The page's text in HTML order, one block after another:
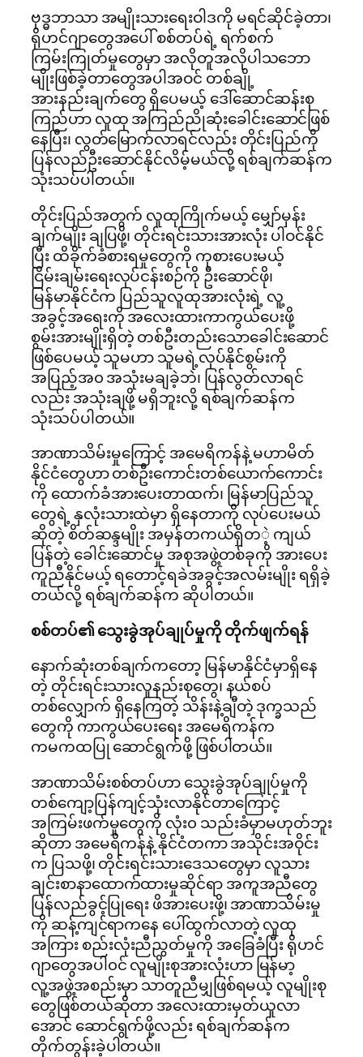
ဗုဒ္ဓဘာသာ အမျိုးသားရေးဝါဒကို မရင်ဆိုင်ခဲ့တာ၊
ရိုဟင်ဂျာတွေအပေါ် စစ်တပ်ရဲ့ ရက်စက်
ကြမ်းကြုတ်မှုတွေမှာ အလိုတူအလိုပါသဘော
မျိုးဖြစ်ခဲ့တာတွေအပါအဝင် တစ်ချို့
အားနည်းချက်တွေ ရှိပေမယ့် ဒေါ်ဆောင်ဆန်းစု
ကြည်ဟာ လူထု အကြည်ညိုဆုံးခေါင်းဆောင်ဖြစ်
နေပြီး၊ လွတ်မြောက်လာရင်လည်း တိုင်းပြည်ကို
ပြန်လည်ဦးဆောင်နိုင်လိမ့်မယ်လို့ ရစ်ချက်ဆန်က
သုံးသပ်ပါတယ်။
တိုင်းပြည်အတွက် လူထုကြိုက်မယ့် မျှော်မှန်း
ချက်မျိုး ချပြဖို့၊ တိုင်းရင်းသားအားလုံး ပါဝင်နိုင်
ပြီး ထိခိုက်ခံစားရမှုတွေကို ကုစားပေးမယ့်
ငြိမ်းချမ်းရေးလုပ်ငန်းစဉ်ကို ဦးဆောင်ဖို၊
မြန်မာနိုင်ငံက ပြည်သူလူထုအားလုံးရဲ့ လူ့
အခွင့်အရေးကို အလေးထားကာကွယ်ပေးဖို့
စွမ်းအားမျိုးရှိတဲ့ တစ်ဦးတည်းသောခေါင်းဆောင်
ဖြစ်ပေမယ့် သူမဟာ သူမရဲ့လုပ်နိုင်စွမ်းကို
အပြည့်အ၀ အသုံးမချခဲ့ဘဲ၊ ပြန်လွတ်လာရင်
လည်း အသုံးချဖို့ မရှိဘူးလို့ ရစ်ချက်ဆန်က
သုံးသပ်ပါတယ်။
အာဏာသိမ်းမှုကြောင့် အမေရိကန်နဲ့ မဟာမိတ်
နိုင်ငံတွေဟာ တစ်ဦးကောင်းတစ်ယောက်ကောင်း
ကို ထောက်ခံအားပေးတာထက်၊ မြန်မာပြည်သူ
တွေရဲ့ နှလုံးသားထဲမှာ ရှိနေတာကို လုပ်ပေးမယ်
ဆိုတဲ့ စိတ်ဆန္ဒမျိုး အမှန်တကယ်ရှိတ​ဲ့ ကျယ်
ပြန်တဲ့ ခေါင်းဆောင်မှု အစုအဖွဲ့တစ်ခုကို အားပေး
ကူညီနိုင်မယ့် ရတောင့်ရခဲအခွင့်အလမ်းမျိုး ရရှိခဲ့
တယ်လို့ ရစ်ချက်ဆန်က ဆိုပါတယ်။
စစ်တပ်၏ သွေးခွဲအုပ်ချုပ်မှုကို တိုက်ဖျက်ရန်
နောက်ဆုံးတစ်ချက်ကတော့ မြန်မာနိုင်ငံမှာရှိနေ
တဲ့ တိုင်းရင်းသားလူနည်းစုတွေ၊ နယ်စပ်
တစ်လျှောက် ရှိနေကြတဲ့ သိန်းနဲ့ချီတဲ့ ဒုက္ခသည်
တွေကို ကာကွယ်ပေးရေး အမေရိကန်က
ကမကထပြု ဆောင်ရွက်ဖို့ ဖြစ်ပါတယ်။
အာဏာသိမ်းစစ်တပ်ဟာ သွေးခွဲအုပ်ချုပ်မှုကို
တစ်ကျော့ပြန်ကျင့်သုံးလာနိုင်တာကြောင့်
အကြမ်းဖက်မှုတွေကို လုံး၀ သည်းခံမှာမဟုတ်ဘူး
ဆိုတာ အမေရိကန်နဲ့ နိုင်ငံတကာ အသိုင်းအဝိုင်း
က ပြသဖို့၊ တိုင်းရင်းသားဒေသတွေမှာ လူသား
ချင်းစာနာထောက်ထားမှုဆိုင်ရာ အကူအညီတွေ
ပြန်လည်ခွင့်ပြုရေး ဖိအားပေးဖို့၊ အာဏာသိမ်းမှု
ကို ဆန့်ကျင်ရာကနေ ပေါ်ထွက်လာတဲ့ လူထု
အကြား စည်းလုံးညီညွတ်မှုကို အခြေခံပြီး ရိုဟင်
ဂျာတွေအပါ၀င် လူမျိုးစုအားလုံးဟာ မြန်မာ့
လူ့အဖွဲ့အစည်းမှာ သာတူညီမျှဖြစ်ရမယ့် လူမျိုးစု
တွေဖြစ်တယ်ဆိုတာ အလေးထားမှတ်ယူလာ
အောင် ဆောင်ရွက်ဖို့လည်း ရစ်ချက်ဆန်က
တိုက်တွန်းခဲ့ပါတယ်။